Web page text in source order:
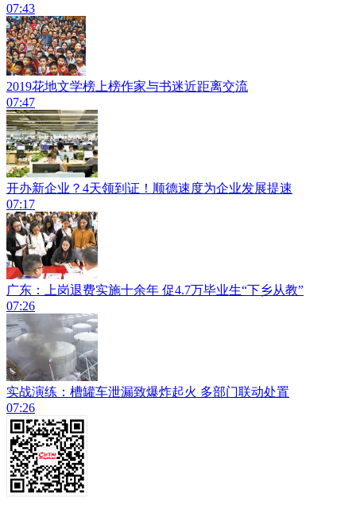
07:43
2019花地文学榜上榜作家与书迷近距离交流
07:47
开办新企业？4天领到证！顺德速度为企业发展提速
07:17
广东：上岗退费实施十余年 促4.7万毕业生“下乡从教”
07:26
实战演练：槽罐车泄漏致爆炸起火 多部门联动处置
07:26